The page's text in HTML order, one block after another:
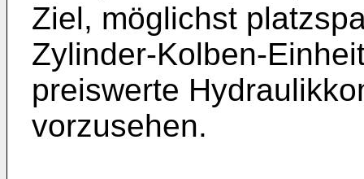
Ziel, möglichst
Zylinder-Kolben-
preiswerte
vorzusehen.